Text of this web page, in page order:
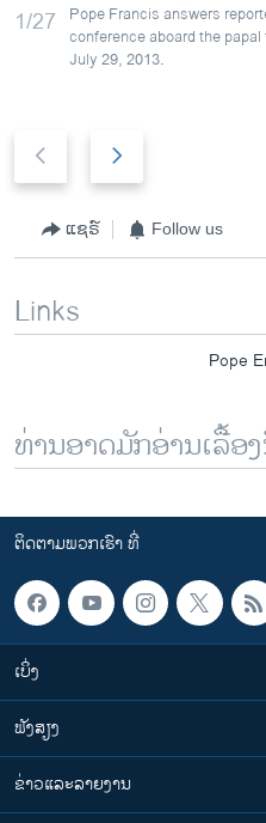
1/27 Pope Francis answers
conference aboard the
July 29, 2013.
e
i
u
s
d
x
t
s
d
ແຊຣ໌ Follow us
Links
Pope
ທ່ານອາດມັກອ່ານເລື້ອ
ຕິດຕາມພວກເຮົາ ທີ່
ເບິ່ງ
ຟັງສຽງ
ຂ່າວແລະລາຍງານ